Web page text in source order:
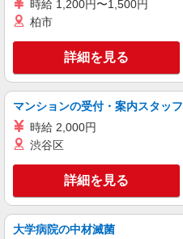
時給 1,200円〜1,500円
柏市
詳細を見る
マンションの受付・案内スタッフ
時給 2,000円
渋谷区
詳細を見る
大学病院の中材滅菌